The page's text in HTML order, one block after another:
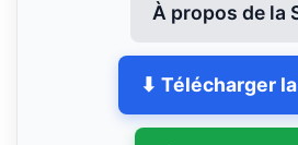
À propos de la
⬇ Télécharger